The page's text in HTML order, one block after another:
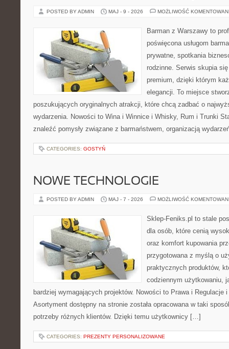
POSTED BY ADMIN MAJ - 9 - 2026 MOŻLIWOŚĆ
Barman z Warszawy to
poświęcona usługom
prywatne, spotkania
rodzinne. Serwis skupia
premium, dzięki którym
elegancji. To miejsce
poszukujących oryginalnych atrakcji, które chcą zadbać o
wydarzenia. Nowości to Wina i Winnice i Whisky, Rum i Trunki
znaleźć pomysły związane z barmaństwem, organizacją
CATEGORIES: GOSTYŃ
NOWE TECHNOLOGIE
POSTED BY ADMIN MAJ - 7 - 2026 MOŻLIWOŚĆ
Sklep-Feniks.pl to stale
dla osób, które cenią
oraz komfort kupowania
przygotowana z myślą o
praktycznych produktów,
codziennym użytkowaniu,
bardziej wymagających projektów. Nowości to Prawa i Regulacje
Asortyment dostępny na stronie została opracowana w taki
potrzeby różnych klientów. Dzięki temu użytkownicy […]
CATEGORIES: PREZENTY PERSONALIZOWANE